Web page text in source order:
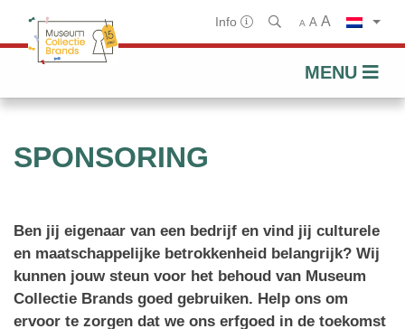
Doorgaan
artikel
Info A A A
MENU
SPONSORING
Ben jij eigenaar van een bedrijf en vind jij culturele
en maatschappelijke betrokkenheid belangrijk? Wij
kunnen jouw steun voor het behoud van Museum
Collectie Brands goed gebruiken. Help ons om
ervoor te zorgen dat we ons erfgoed in de toekomst